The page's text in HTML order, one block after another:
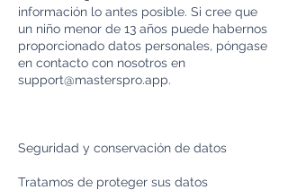
información lo antes posible. Si cree que
un niño menor de 13 años puede habernos
proporcionado datos personales, póngase
en contacto con nosotros en
support@masterspro.app.
Seguridad y conservación de datos
Tratamos de proteger sus datos